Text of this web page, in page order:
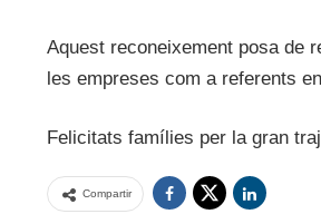
Aquest reconeixement posa de
les empreses com a referents
Felicitats famílies per la gran
Compartir